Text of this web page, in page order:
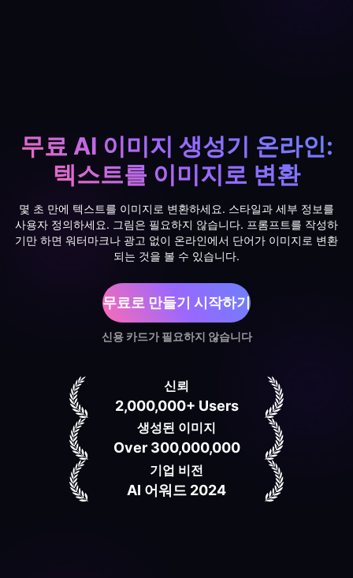
무료 AI 이미지 생성기 온라인:
텍스트를 이미지로 변환
몇 초 만에 텍스트를 이미지로 변환하세요. 스타일과 세부 정보를
사용자 정의하세요. 그림은 필요하지 않습니다. 프롬프트를 작성하
기만 하면 워터마크나 광고 없이 온라인에서 단어가 이미지로 변환
되는 것을 볼 수 있습니다.
무료로 만들기 시작하기
신용 카드가 필요하지 않습니다
신뢰
2,000,000+ Users
생성된 이미지
Over 300,000,000
기업 비전
AI 어워드 2024